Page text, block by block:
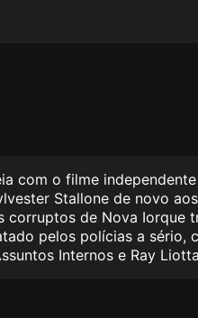
com o filme
Stallone de novo
corruptos de Nova Iorque
pelos polícias a sério,
Internos e Ray